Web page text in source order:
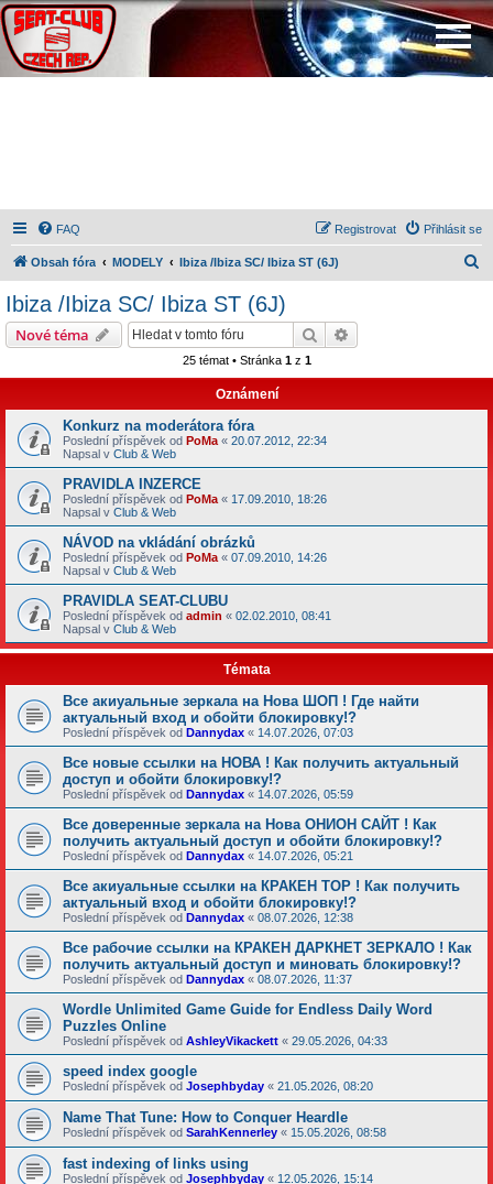
FAQ Přihlásit se
Registrovat
Obsah fóra MODELY Ibiza /Ibiza SC/ Ibiza ST (6J)
Ibiza /Ibiza SC/ Ibiza ST (6J)
Nové téma Hledat
25 témat • Stránka 1z 1
Oznámení
Konkurz na moderátora fóra
Poslední příspěvek od PoMa « 20.07.2012, 22:34
Napsal v Club & Web
PRAVIDLA INZERCE
Poslední příspěvek od PoMa « 17.09.2010, 18:26
Napsal v Club & Web
NÁVOD na vkládání obrázků
Poslední příspěvek od PoMa « 07.09.2010, 14:26
Napsal v Club & Web
PRAVIDLA SEAT-CLUBU
Poslední příspěvek od admin « 02.02.2010, 08:41
Napsal v Club & Web
Témata
Все акиуальные зеркала на Нова ШОП ! Где найти
актуальный вход и обойти блокировку!?
Poslední příspěvek od Dannydax « 14.07.2026, 07:03
Все новые ссылки на НОВА ! Как получить актуальный
доступ и обойти блокировку!?
Poslední příspěvek od Dannydax « 14.07.2026, 05:59
Все доверенные зеркала на Нова ОНИОН САЙТ ! Как
получить актуальный доступ и обойти блокировку!?
Poslední příspěvek od Dannydax « 14.07.2026, 05:21
Все акиуальные ссылки на КРАКЕН ТОР ! Как получить
актуальный вход и обойти блокировку!?
Poslední příspěvek od Dannydax « 08.07.2026, 12:38
Все рабочие ссылки на КРАКЕН ДАРКНЕТ ЗЕРКАЛО ! Как
получить актуальный доступ и миновать блокировку!?
Poslední příspěvek od Dannydax « 08.07.2026, 11:37
Wordle Unlimited Game Guide for Endless Daily Word
Puzzles Online
Poslední příspěvek od AshleyVikackett « 29.05.2026, 04:33
speed index google
Poslední příspěvek od Josephbyday « 21.05.2026, 08:20
Name That Tune: How to Conquer Heardle
Poslední příspěvek od SarahKennerley « 15.05.2026, 08:58
fast indexing of links using
Poslední příspěvek od Josephbyday « 12.05.2026, 15:14